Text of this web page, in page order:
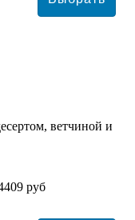
ветчиной и
руб